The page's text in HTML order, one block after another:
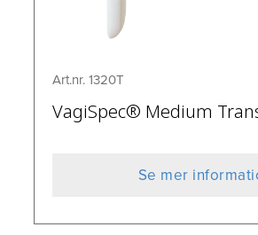
Art.nr. 1320T
VagiSpec® Medium
Se mer